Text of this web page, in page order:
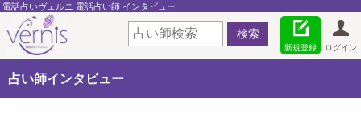
電話占いヴェルニ 電話占い師 インタビュー
ログイン
新規登録
占い師インタビュー